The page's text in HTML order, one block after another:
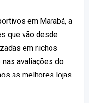
em Marabá, a
que vão desde
em nichos
nas avaliações do
as melhores lojas